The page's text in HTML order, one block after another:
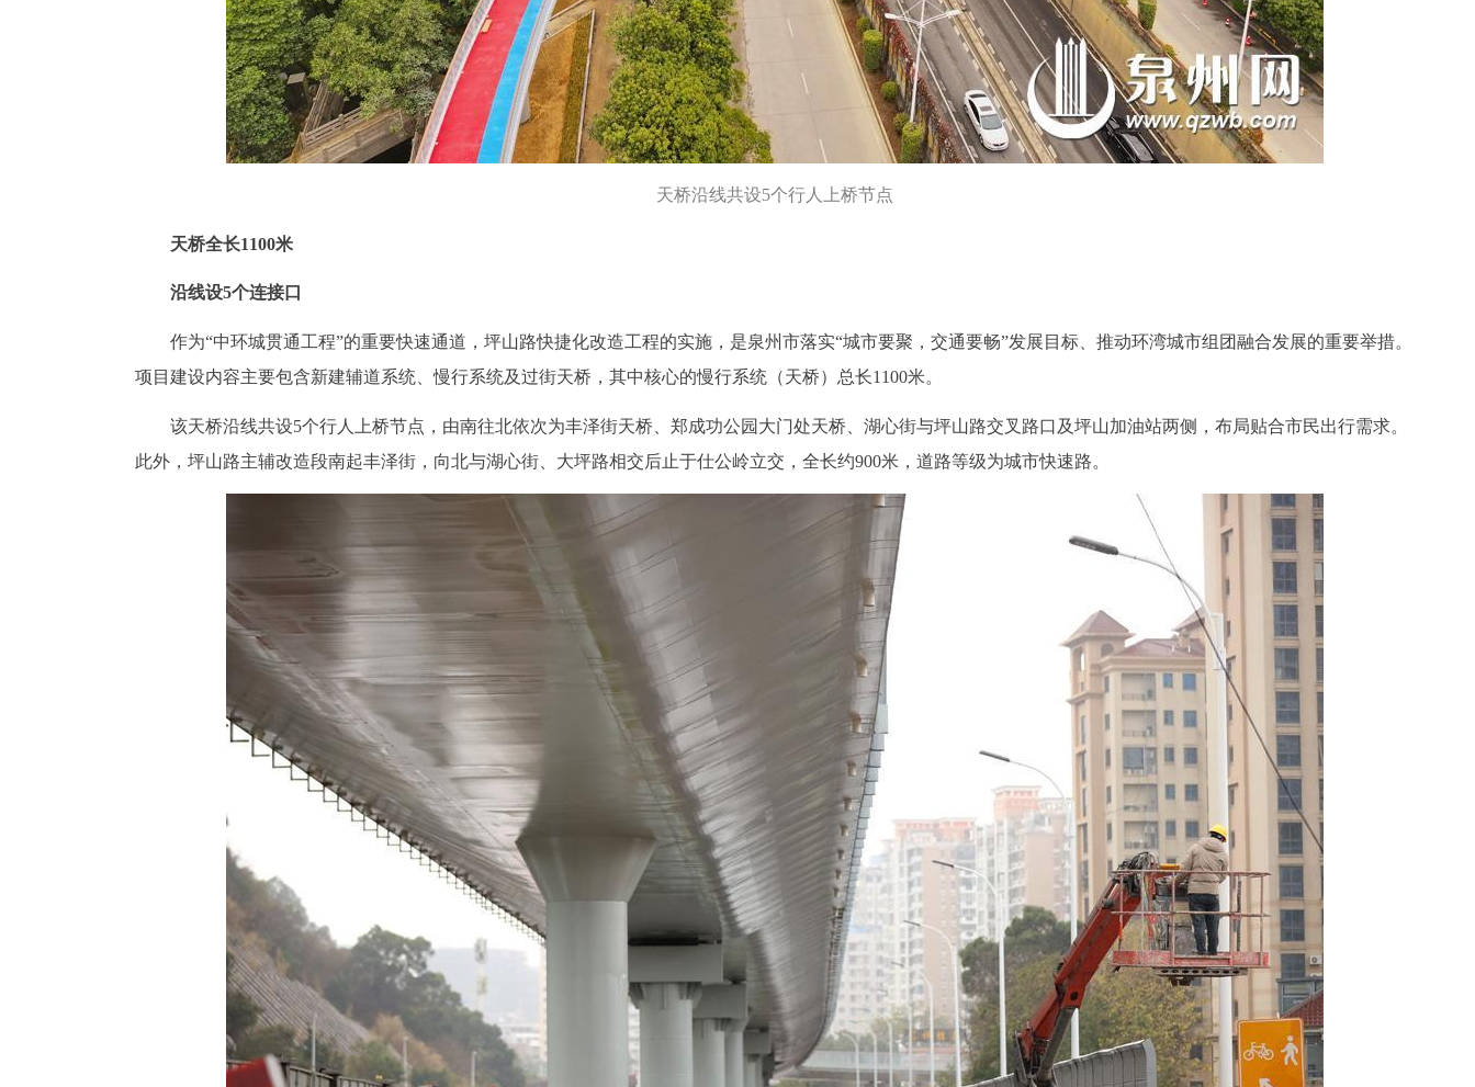
天桥沿线共设5个行人上桥节点
天桥全长1100米
沿线设5个连接口
作为“中环城贯通工程”的重要快速通道，坪山路快捷化改造工程的实施，是泉州市落实“城市要聚，交通要畅”发展目标、推动环湾城市组团融合发展的重要举措。
项目建设内容主要包含新建辅道系统、慢行系统及过街天桥，其中核心的慢行系统（天桥）总长1100米。
该天桥沿线共设5个行人上桥节点，由南往北依次为丰泽街天桥、郑成功公园大门处天桥、湖心街与坪山路交叉路口及坪山加油站两侧，布局贴合市民出行需求。
此外，坪山路主辅改造段南起丰泽街，向北与湖心街、大坪路相交后止于仕公岭立交，全长约900米，道路等级为城市快速路。